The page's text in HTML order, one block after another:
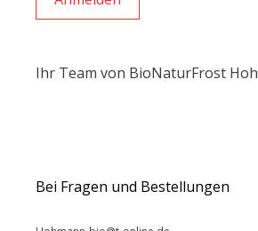
Ihr Team von BioNaturFrost
Bei Fragen und Bestellungen